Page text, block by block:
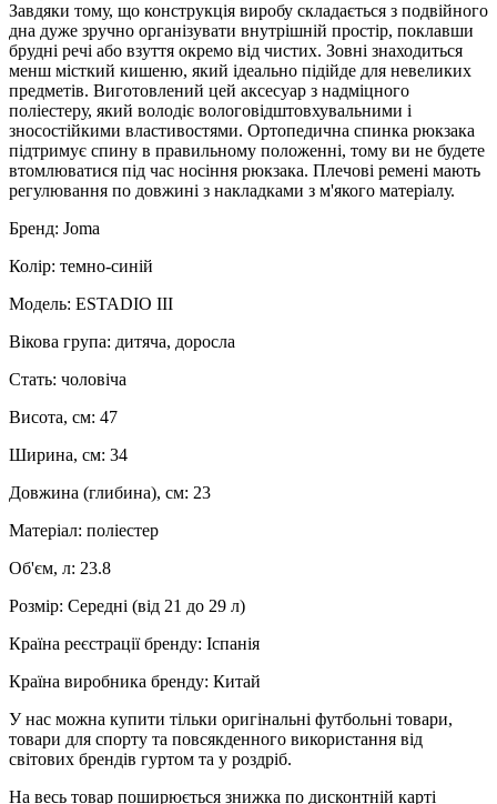
Завдяки тому, що конструкція виробу складається з подвійного
дна дуже зручно організувати внутрішній простір, поклавши
брудні речі або взуття окремо від чистих. Зовні знаходиться
менш місткий кишеню, який ідеально підійде для невеликих
предметів. Виготовлений цей аксесуар з надміцного
поліестеру, який володіє вологовідштовхувальними і
зносостійкими властивостями. Ортопедична спинка рюкзака
підтримує спину в правильному положенні, тому ви не будете
втомлюватися під час носіння рюкзака. Плечові ремені мають
регулювання по довжині з накладками з м'якого матеріалу.
Бренд: Joma
Колір: темно-синій
Модель: ESTADIO III
Вікова група: дитяча, доросла
Стать: чоловіча
Висота, см: 47
Ширина, см: 34
Довжина (глибина), см: 23
Матеріал: поліестер
Об'єм, л: 23.8
Розмір: Середні (від 21 до 29 л)
Країна реєстрації бренду: Іспанія
Країна виробника бренду: Китай
У нас можна купити тільки оригінальні футбольні товари,
товари для спорту та повсякденного використання від
світових брендів гуртом та у роздріб.
На весь товар поширюється знижка по дисконтній карті